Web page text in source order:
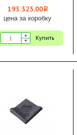
193 325.00i
цена за коробку
Купить